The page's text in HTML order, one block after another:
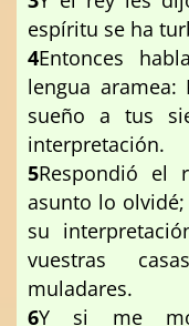
espíritu se ha
4Entonces
lengua
sueño a tus
interpretación.
5Respondió el
asunto lo
su
vuestras
muladares.
6Y si me